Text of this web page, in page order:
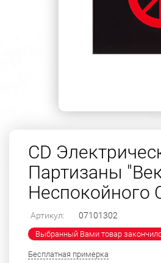
CD
Партизаны
Неспокойного
Артикул: 07101302
Выбранный Вами товар
Бесплатная примерка